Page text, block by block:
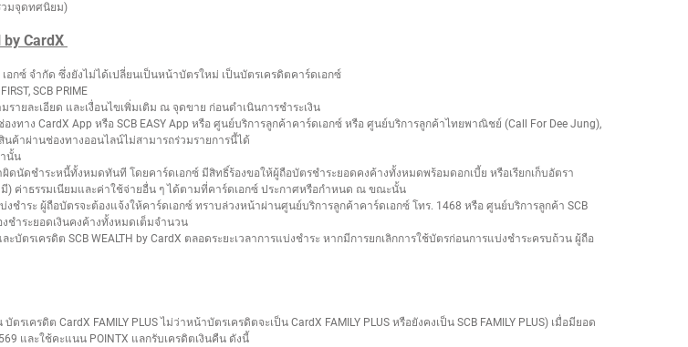
วมจุดทศนิยม)
CardX
กซ์ จำกัด ซึ่งยังไม่ได้เปลี่ยนเป็นหน้าบัตรใหม่ เป็นบัตรเครดิตคาร์ดเอกซ์
SCB PRIME
ายละเอียด และเงื่อนไขเพิ่มเติม ณ จุดขาย ก่อนดำเนินการชำระเงิน
ทาง CardX App หรือ SCB EASY App หรือ ศูนย์บริการลูกค้าคาร์ดเอกซ์ หรือ ศูนย์บริการลูกค้าไทยพาณิชย์ (Call For Dee Jung),
นค้าผ่านช่องทางออนไลน์ไม่สามารถร่วมรายการนี้ได้
นั้น
นัดชำระหนี้ทั้งหมดทันที โดยคาร์ดเอกซ์ มีสิทธิ์ร้องขอให้ผู้ถือบัตรชำระยอดคงค้างทั้งหมดพร้อมดอกเบี้ย หรือเรียกเก็บอัตรา
ค่าธรรมเนียมและค่าใช้จ่ายอื่น ๆ ได้ตามที่คาร์ดเอกซ์ ประกาศหรือกำหนด ณ ขณะนั้น
ระ ผู้ถือบัตรจะต้องแจ้งให้คาร์ดเอกซ์ ทราบล่วงหน้าผ่านศูนย์บริการลูกค้าคาร์ดเอกซ์ โทร. 1468 หรือ ศูนย์บริการลูกค้า SCB
ชำระยอดเงินคงค้างทั้งหมดเต็มจำนวน
ตรเครดิต SCB WEALTH by CardX ตลอดระยะเวลาการแบ่งชำระ หากมีการยกเลิกการใช้บัตรก่อนการแบ่งชำระครบถ้วน ผู้ถือ
เครดิต CardX FAMILY PLUS ไม่ว่าหน้าบัตรเครดิตจะเป็น CardX FAMILY PLUS หรือยังคงเป็น SCB FAMILY PLUS) เมื่อมียอด
และใช้คะแนน POINTX แลกรับเครดิตเงินคืน ดังนี้